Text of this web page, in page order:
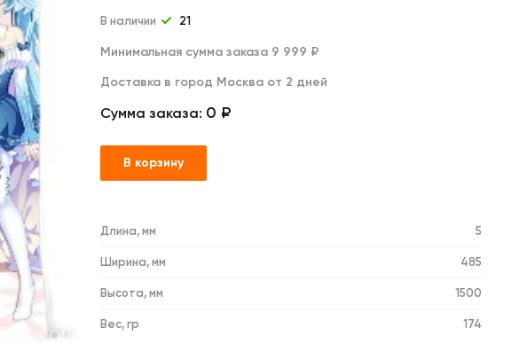
подушки
В наличии 21
Минимальная сумма заказа 9 999 ₽
Доставка в город Москва от 2 дней
Сумма заказа: 0 ₽
В корзину
Длина, мм 5
Ширина, мм 485
Высота, мм 1500
Вес, гр 174